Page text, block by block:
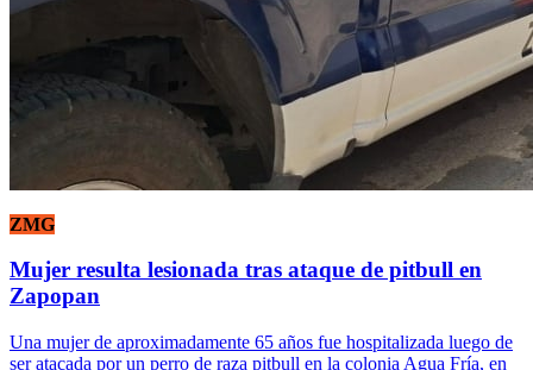
ZMG
Mujer resulta lesionada tras ataque de pitbull en
Zapopan
Una mujer de aproximadamente 65 años fue hospitalizada luego de
ser atacada por un perro de raza pitbull en la colonia Agua Fría, en